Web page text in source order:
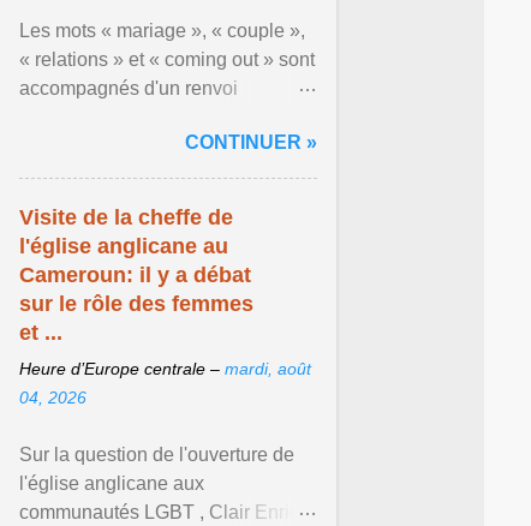
Les mots « mariage », « couple »,
« relations » et « coming out » sont
accompagnés d'un renvoi
mouvement LGBT ... Afficher
l'article ...
CONTINUER »
Visite de la cheffe de
l'église anglicane au
Cameroun: il y a débat
sur le rôle des femmes
et ...
Heure d’Europe centrale – mardi, août
04, 2026
Sur la question de l'ouverture de
l'église anglicane aux
communautés LGBT , Clair Enrick